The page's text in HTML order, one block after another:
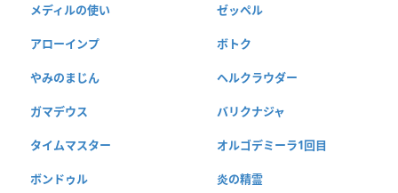
メディルの使い ゼッペル
アローインプ ボトク
やみのまじん ヘルクラウダー
ガマデウス バリクナジャ
タイムマスター オルゴデミーラ1回目
ボンドゥル 炎の精霊